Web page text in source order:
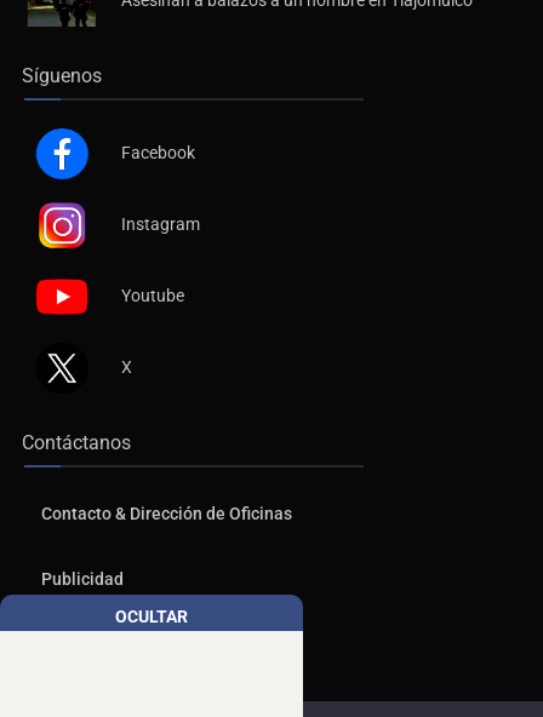
Síguenos
Facebook
Instagram
Youtube
X
Contáctanos
Contacto & Dirección de Oficinas
Publicidad
OCULTAR